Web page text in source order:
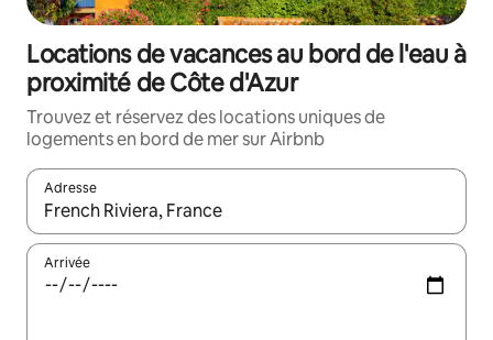
Locations de vacances au bord de l'eau à
proximité de Côte d'Azur
Trouvez et réservez des locations uniques de
logements en bord de mer sur Airbnb
Adresse
Lorsque les résultats s'affichent, utilisez les flèches vers le
Arrivée